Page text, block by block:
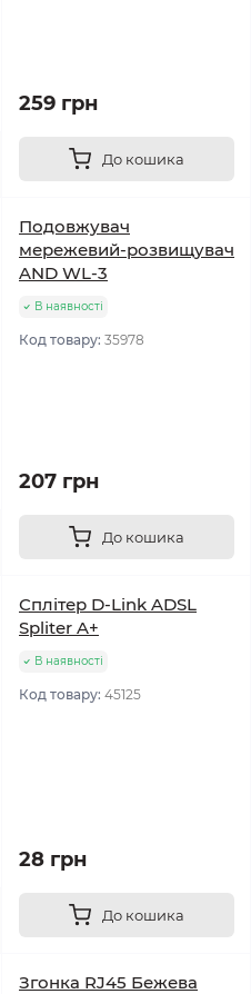
259 грн
До кошика
Подовжувач
мережевий-розвищувач
AND WL-3
В наявності
Код товару: 35978
207 грн
До кошика
Сплітер D-Link ADSL
Spliter A+
В наявності
Код товару: 45125
28 грн
До кошика
Згонка RJ45 Бежева